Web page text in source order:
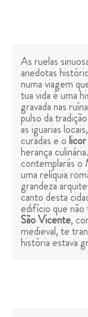
As ruelas
anedotas
numa viagem
tua vida é uma
gravada nas
pulso da
as iguarias
curadas e o
herança
contemplarás
uma relíquia
grandeza
canto desta
edifício que não
São Vicente,
medieval, te
história estava